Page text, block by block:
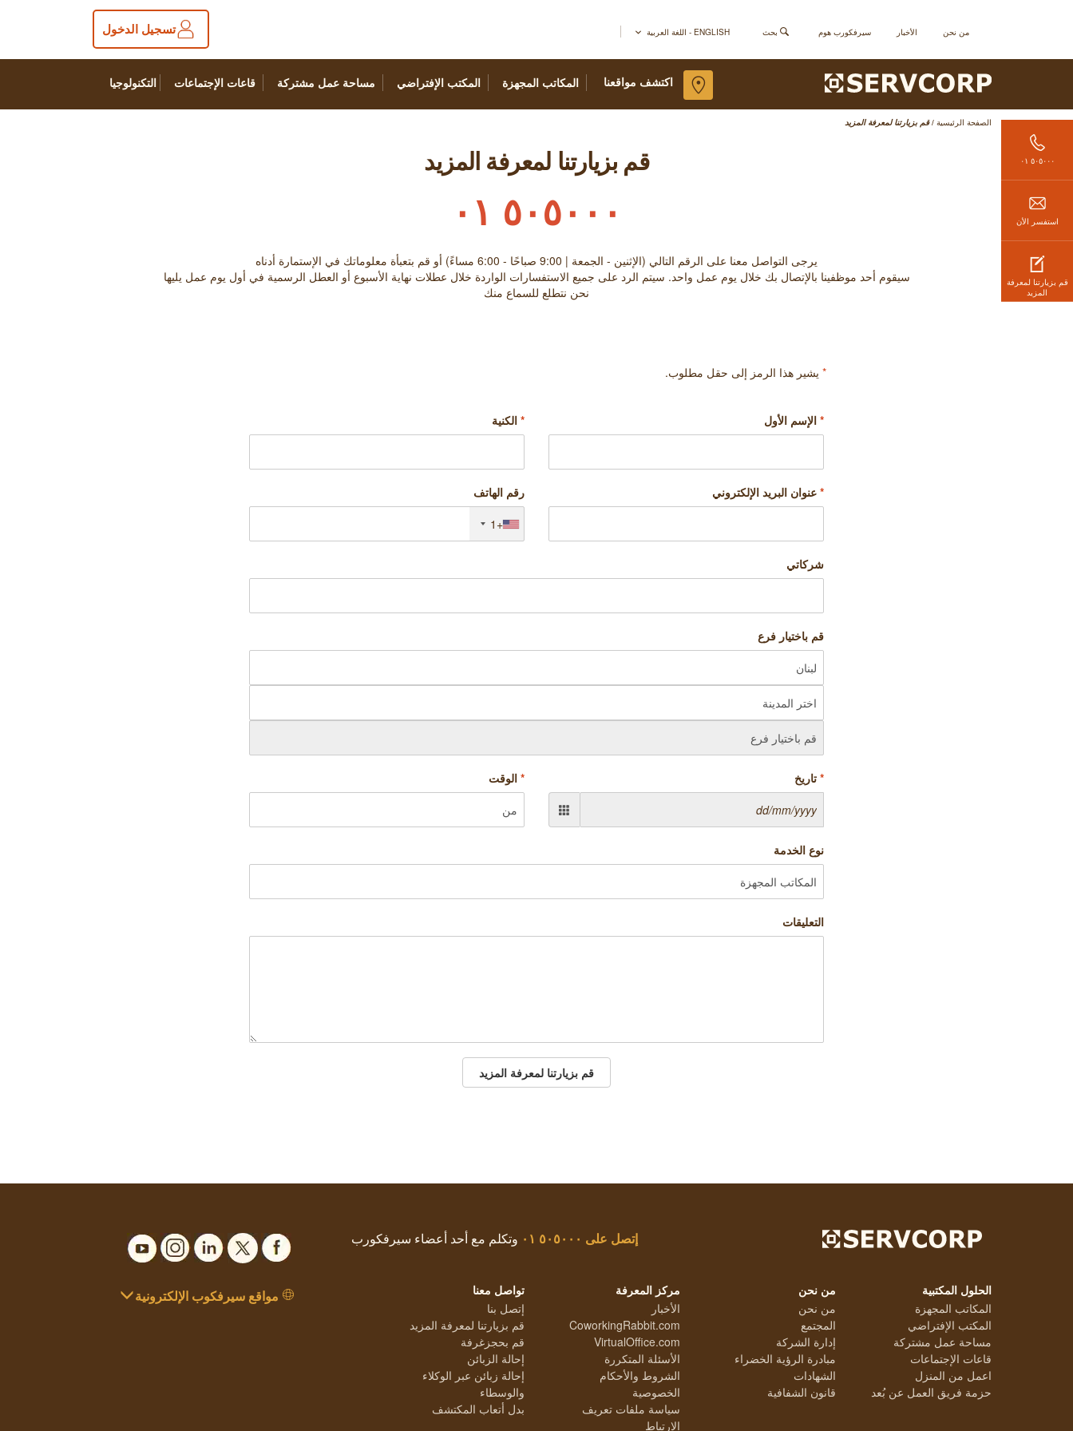
من نحن الأخبار سيرفكورب هوم بحث ENGLISH - اللغة العربية تسجيل الدخول
المكاتب المجهزة المكتب الإفتراضي مساحة عمل مشتركة قاعات الإجتماعات التكنولوجيا اكتشف مواقعنا
٥٠٥٠٠٠ ٠١
استفسر الأن
قم بزيارتنا لمعرفة
المزيد
الصفحة الرئيسية / قم بزيارتنا لمعرفة المزيد
قم بزيارتنا لمعرفة المزيد
٥٠٥٠٠٠ ٠١
يرجى التواصل معنا على الرقم التالي (الإثنين - الجمعة | 9:00 صباحًا - 6:00 مساءً) أو قم بتعبأة معلوماتك في الإستمارة أدناه
سيقوم أحد موظفينا بالإتصال بك خلال يوم عمل واحد. سيتم الرد على جميع الاستفسارات الواردة خلال عطلات نهاية الأسبوع أو العطل الرسمية في أول يوم عمل يليها
نحن نتطلع للسماع منك
* يشير هذا الرمز إلى حقل مطلوب.
* الإسم الأول * الكنية
* عنوان البريد الإلكتروني
رقم الهاتف
+1
شركاتي
قم باختيار فرع
* تاریخ * الوقت
نوع الخدمة
التعليقات
قم بزيارتنا لمعرفة المزيد
إتصل على ٥٠٥٠٠٠ ٠١ وتكلم مع أحد أعضاء سيرفكورب
الحلول المكتبية
المكاتب المجهزة
المكتب الإفتراضي
مساحة عمل مشتركة
قاعات الإجتماعات
اعمل من المنزل
حزمة فريق العمل عن بُعد
من نحن
من نحن
المجتمع
إدارة الشركة
مبادرة الرؤية الخضراء
الشهادات
قانون الشفافية
مركز المعرفة
الأخبار
CoworkingRabbit.com
VirtualOffice.com
الأسئلة المتكررة
الشروط والأحكام
الخصوصية
سياسة ملفات تعريف
الارتباط
تواصل معنا
إتصل بنا
قم بزيارتنا لمعرفة المزيد
قم بحجزغرفة
إحالة الزبائن
إحالة زبائن عبر الوكلاء
والوسطاء
بدل أتعاب المكتشف
مواقع سيرفكوب الإلكترونية